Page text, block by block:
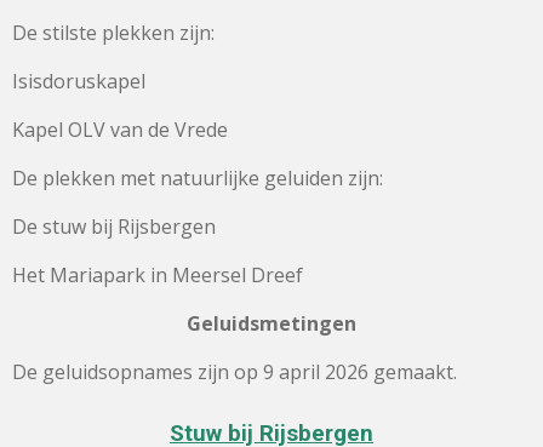
De stilste plekken zijn:
Isisdoruskapel
Kapel OLV van de Vrede
De plekken met natuurlijke geluiden zijn:
De stuw bij Rijsbergen
Het Mariapark in Meersel Dreef
Geluidsmetingen
De geluidsopnames zijn op 9 april 2026 gemaakt.
Stuw bij Rijsbergen